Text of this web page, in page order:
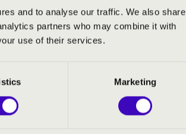
and to analyse our traffic. We also share
partners who may combine it with
use of their services.
Marketing